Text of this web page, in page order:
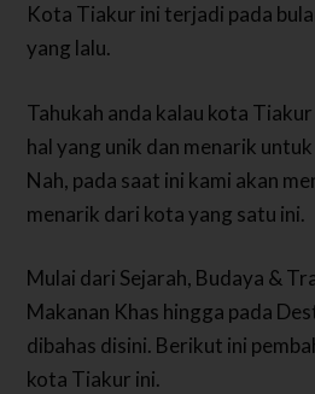
Kota Tiakur ini terjadi pada
yang lalu.
Tahukah anda kalau kota
hal yang unik dan menarik
Nah, pada saat ini kami akan
menarik dari kota yang satu ini.
Mulai dari Sejarah, Budaya &
Makanan Khas hingga pada
dibahas disini. Berikut ini
kota Tiakur ini.